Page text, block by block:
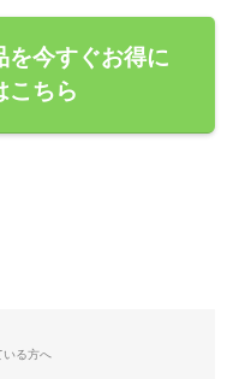
を今すぐお得に
こちら
いる方へ